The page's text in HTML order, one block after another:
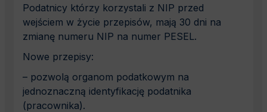
Podatnicy którzy korzystali z NIP przed
wejściem w życie przepisów, mają 30 dni na
zmianę numeru NIP na numer PESEL.
Nowe przepisy:
– pozwolą organom podatkowym na
jednoznaczną identyfikację podatnika
(pracownika).